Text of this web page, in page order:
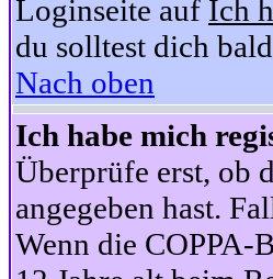
Loginseite auf Ich
du solltest dich
Nach oben
Ich habe mich
Überprüfe erst, ob
angegeben hast.
Wenn die